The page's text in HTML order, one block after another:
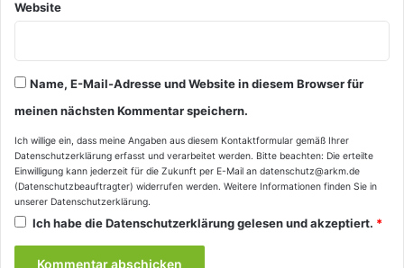
Website
Name, E-Mail-Adresse und Website in diesem Browser für
meinen nächsten Kommentar speichern.
Ich willige ein, dass meine Angaben aus diesem Kontaktformular gemäß Ihrer
Datenschutzerklärung erfasst und verarbeitet werden. Bitte beachten: Die erteilte
Einwilligung kann jederzeit für die Zukunft per E-Mail an datenschutz@arkm.de
(Datenschutzbeauftragter) widerrufen werden. Weitere Informationen finden Sie in
unserer Datenschutzerklärung.
Ich habe dieDatenschutzerklärunggelesen und akzeptiert. *